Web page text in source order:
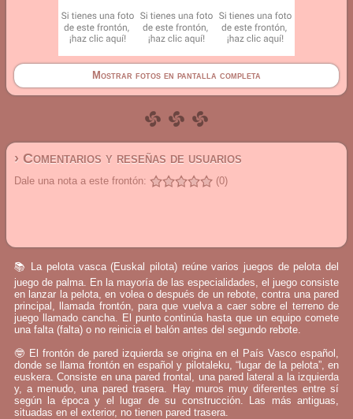
Mostrar fotos en pantalla completa
› Comentarios y reseñas de usuarios
Dale una nota a este frontón: (0)
📚 La pelota vasca (Euskal pilota) reúne varios juegos de pelota del
juego de palma. En la mayoría de las especialidades, el juego consiste
en lanzar la pelota, en volea o después de un rebote, contra una pared
principal, llamada frontón, para que vuelva a caer sobre el terreno de
juego llamado cancha. El punto continúa hasta que un equipo comete
una falta (falta) o no reinicia el balón antes del segundo rebote.
🤓 El frontón de pared izquierda se origina en el País Vasco español,
donde se llama frontón en español y pilotaleku, “lugar de la pelota”, en
euskera. Consiste en una pared frontal, una pared lateral a la izquierda
y, a menudo, una pared trasera. Hay muros muy diferentes entre sí
según la época y el lugar de su construcción. Las más antiguas,
situadas en el exterior, no tienen pared trasera.